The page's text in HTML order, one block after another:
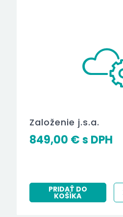
Založenie j.s.a.
849,00 €
PRIDAŤ DO
KOŠÍKA